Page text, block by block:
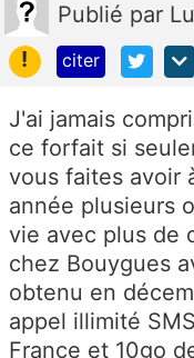
Publié par
!
citer
J'ai jamais
ce forfait si
vous faites avoir
année plusieurs
vie avec plus de
chez Bouygues
obtenu en
appel illimité
France et 10go